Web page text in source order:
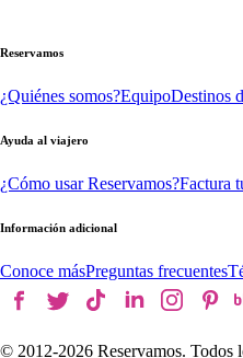
Reservamos
¿Quiénes somos?EquipoDestinos
Ayuda al viajero
¿Cómo usar Reservamos?Factura
Información adicional
Conoce másPreguntas frecuentes
© 2012-2026 Reservamos. Todos